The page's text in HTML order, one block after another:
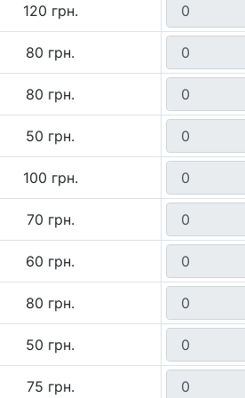
120 грн.
80 грн.
80 грн.
50 грн.
100 грн.
70 грн.
60 грн.
80 грн.
50 грн.
75 грн.